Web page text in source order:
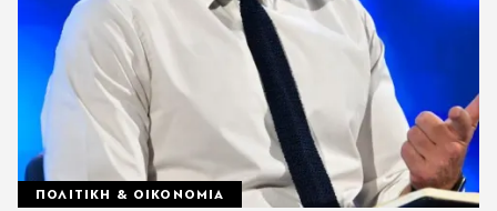
ΠΟΛΙΤΙΚΗ & ΟΙΚΟΝΟΜΙΑ